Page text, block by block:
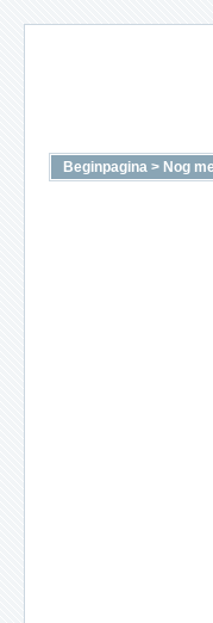
Beginpagina > Nog